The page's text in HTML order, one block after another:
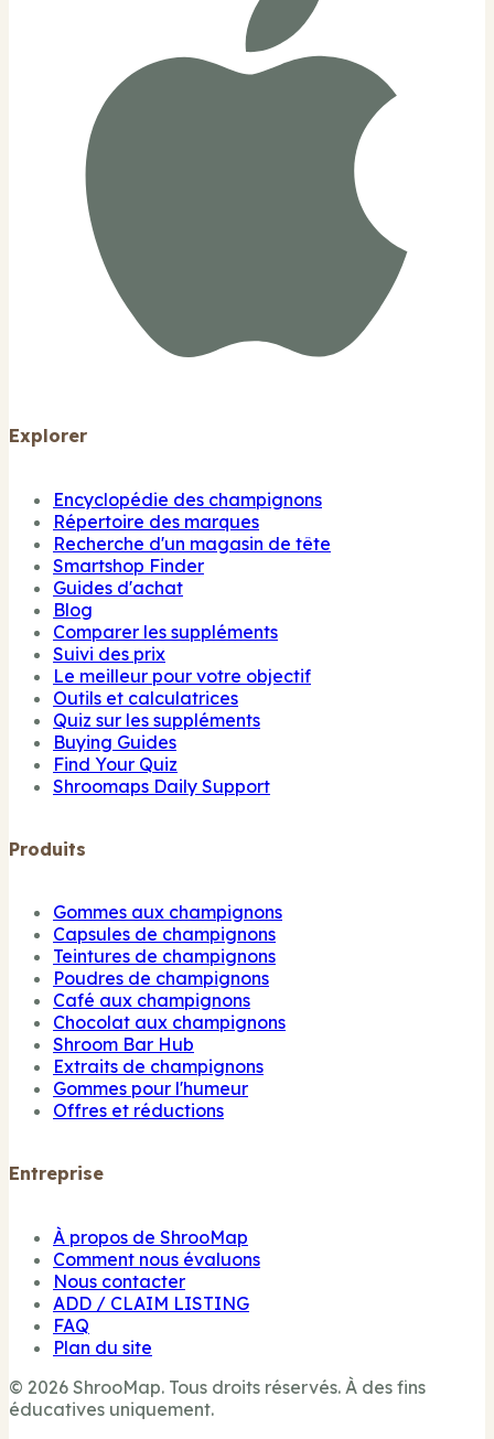
Explorer
Encyclopédie des champignons
Répertoire des marques
Recherche d'un magasin de tête
Smartshop Finder
Guides d'achat
Blog
Comparer les suppléments
Suivi des prix
Le meilleur pour votre objectif
Outils et calculatrices
Quiz sur les suppléments
Buying Guides
Find Your Quiz
Shroomaps Daily Support
Produits
Gommes aux champignons
Capsules de champignons
Teintures de champignons
Poudres de champignons
Café aux champignons
Chocolat aux champignons
Shroom Bar Hub
Extraits de champignons
Gommes pour l'humeur
Offres et réductions
Entreprise
À propos de ShrooMap
Comment nous évaluons
Nous contacter
ADD / CLAIM LISTING
FAQ
Plan du site
© 2026 ShrooMap. Tous droits réservés. À des fins
éducatives uniquement.